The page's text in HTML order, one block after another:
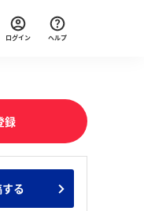
ンターン人気企業ランキ
ント一覧
ログイン ヘルプ
録
る